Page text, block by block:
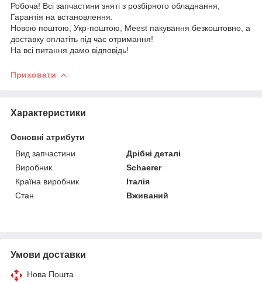
Робоча! Всі запчастини зняті з розбірного обладнання,
Гарантія на встановлення.
Новою поштою, Укр-поштою, Meest пакування безкоштовно, а
доставку оплатіть під час отримання!
На всі питання дамо відповідь!
Приховати
Характеристики
Основні атрибути
Вид запчастини
Дрібні деталі
Виробник
Schaerer
Країна виробник
Італія
Стан
Вживаний
Умови доставки
Нова Пошта